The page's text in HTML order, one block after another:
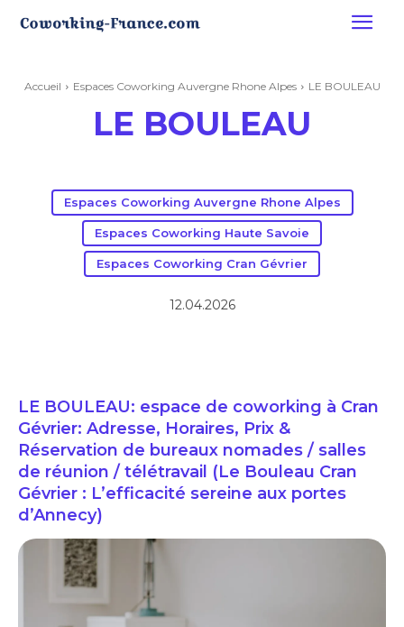
Accueil Espaces Coworking Auvergne Rhone Alpes LE BOULEAU
LE BOULEAU
Espaces Coworking Auvergne Rhone Alpes
Espaces Coworking Haute Savoie
Espaces Coworking Cran Gévrier
12.04.2026
LE BOULEAU: espace de coworking à Cran
Gévrier: Adresse, Horaires, Prix &
Réservation de bureaux nomades / salles
de réunion / télétravail (Le Bouleau Cran
Gévrier : L’efficacité sereine aux portes
d’Annecy)